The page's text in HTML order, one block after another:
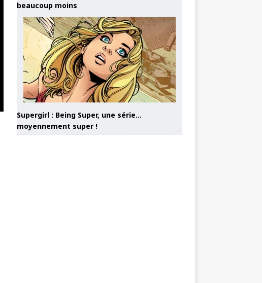
beaucoup moins
Supergirl : Being Super, une série…
moyennement super !